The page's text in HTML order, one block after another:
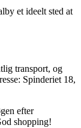
et ideelt sted at
transport, og
Spinderiet 18,
efter
shopping!